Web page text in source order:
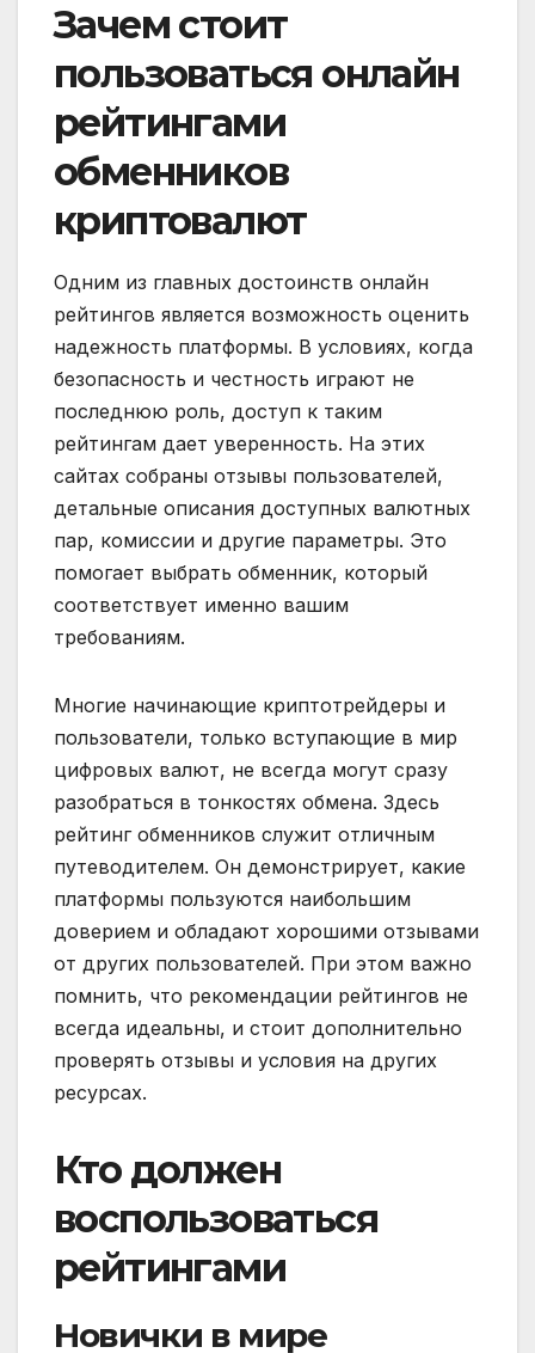
Зачем стоит
пользоваться онлайн
рейтингами
обменников
криптовалют
Одним из главных достоинств онлайн
рейтингов является возможность оценить
надежность платформы. В условиях, когда
безопасность и честность играют не
последнюю роль, доступ к таким
рейтингам дает уверенность. На этих
сайтах собраны отзывы пользователей,
детальные описания доступных валютных
пар, комиссии и другие параметры. Это
помогает выбрать обменник, который
соответствует именно вашим
требованиям.
Многие начинающие криптотрейдеры и
пользователи, только вступающие в мир
цифровых валют, не всегда могут сразу
разобраться в тонкостях обмена. Здесь
рейтинг обменников служит отличным
путеводителем. Он демонстрирует, какие
платформы пользуются наибольшим
доверием и обладают хорошими отзывами
от других пользователей. При этом важно
помнить, что рекомендации рейтингов не
всегда идеальны, и стоит дополнительно
проверять отзывы и условия на других
ресурсах.
Кто должен
воспользоваться
рейтингами
Новички в мире